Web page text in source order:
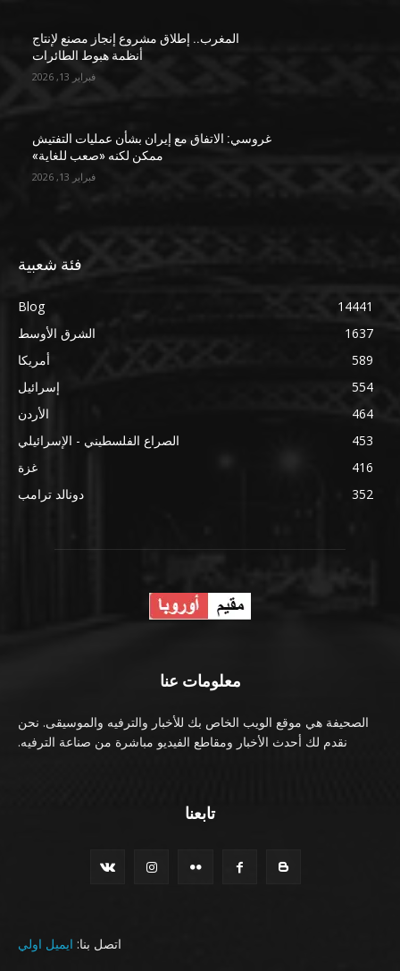
المغرب.. إطلاق مشروع إنجاز مصنع لإنتاج
أنظمة هبوط الطائرات
فبراير 13, 2026
غروسي: الاتفاق مع إيران بشأن عمليات التفتيش
ممكن لكنه «صعب للغاية»
فبراير 13, 2026
فئة شعبية
Blog
14441
الشرق الأوسط
1637
أمريكا
589
إسرائيل
554
الأردن
464
الصراع الفلسطيني - الإسرائيلي
453
غزة
416
دونالد ترامب
352
معلومات عنا
الصحيفة هي موقع الويب الخاص بك للأخبار والترفيه والموسيقى. نحن
نقدم لك أحدث الأخبار ومقاطع الفيديو مباشرة من صناعة الترفيه.
تابعنا
اتصل بنا: ايميل اولي